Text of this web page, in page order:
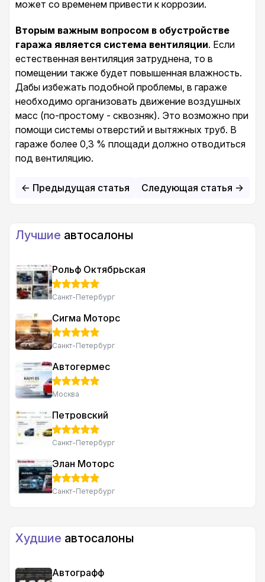
может со временем привести к коррозии.
Вторым важным вопросом в обустройстве
гаража является система вентиляции. Если
естественная вентиляция затруднена, то в
помещении также будет повышенная влажность.
Дабы избежать подобной проблемы, в гараже
необходимо организовать движение воздушных
масс (по-простому - сквозняк). Это возможно при
помощи системы отверстий и вытяжных труб. В
гараже более 0,3 % площади должно отводиться
под вентиляцию.
<- Предыдущая статья Следующая статья ->
Лучшие автосалоны
Рольф Октябрьская
Санкт-Петербург
Сигма Моторс
Санкт-Петербург
Автогермес
Москва
Петровский
Санкт-Петербург
Элан Моторс
Санкт-Петербург
Худшие автосалоны
Автографф